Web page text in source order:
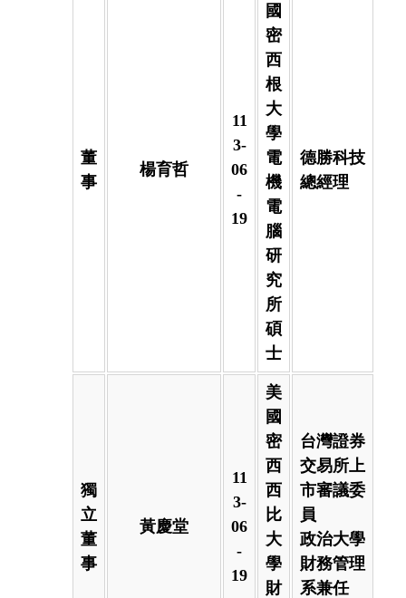
董
事
楊育哲
11
3-
06
-
19
國
密
西
根
大
學
電
機
電
腦
研
究
所
碩
士
德勝科技
總經理
獨
立
董
事
黃慶堂
11
3-
06
-
19
美
國
密
西
西
比
大
學
財
台灣證券
交易所上
市審議委
員
政治大學
財務管理
系兼任